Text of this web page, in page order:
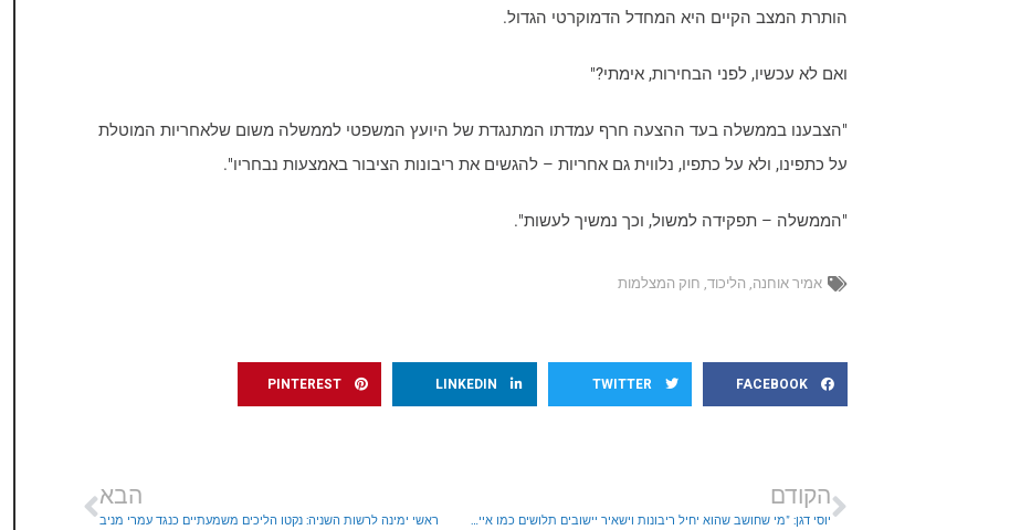
הותרת המצב הקיים היא המחדל הדמוקרטי הגדול.
ואם לא עכשיו, לפני הבחירות, אימתי?"
"הצבענו בממשלה בעד ההצעה חרף עמדתו המתנגדת של היועץ המשפטי לממשלה משום שלאחריות המוטלת
על כתפינו, ולא על כתפיו, נלווית גם אחריות – להגשים את ריבונות הציבור באמצעות נבחריו".
"הממשלה – תפקידה למשול, וכך נמשיך לעשות".
אמיר אוחנה, הליכוד, חוק המצלמות
FACEBOOK
TWITTER
LINKEDIN
PINTEREST
הקודם
יוסי דגן: "מי שחושב שהוא יחיל ריבונות וישאיר יישובים תלושים כמו איים- טועה"
הבא
ראשי ימינה לרשות השניה: נקטו הליכים משמעתיים כנגד עמרי מניב